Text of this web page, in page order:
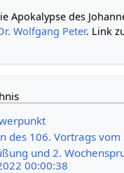
Apokalypse des
Wolfgang Peter. Link
des 106. Vortrags
und 2.
00:00:38